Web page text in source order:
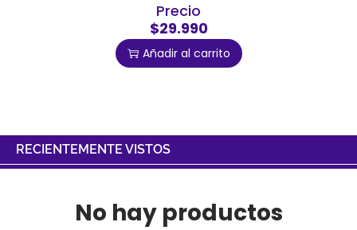
Precio
$29.990
Añadir al carrito
RECIENTEMENTE VISTOS
No hay productos